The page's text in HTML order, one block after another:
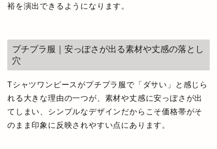
裕を演出できるようになります。
プチプラ服｜安っぽさが出る素材や丈感の落とし
穴
Tシャツワンピースがプチプラ服で「ダサい」と感じら
れる大きな理由の一つが、素材や丈感に安っぽさが出
てしまい、シンプルなデザインだからこそ価格帯がそ
のまま印象に反映されやすい点にあります。